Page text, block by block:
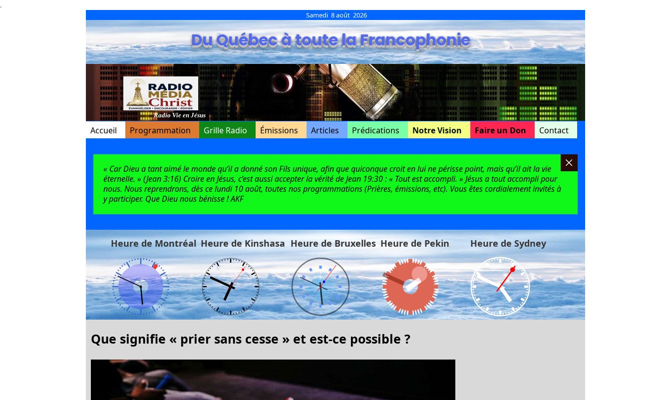
.
Samedi 8 août 2026
Du Québec à toute la Francophonie
Radio Vie en Jésus
Accueil Programmation Grille Radio Émissions Articles Prédications Notre Vision Faire un Don Contact
« Car Dieu a tant aimé le monde qu’il a donné son Fils unique, afin que quiconque croit en lui ne périsse point, mais qu’il ait la vie
éternelle. » (Jean 3:16) Croire en Jésus, c’est aussi accepter la vérité de Jean 19:30 : « Tout est accompli. » Jésus a tout accompli pour
nous. Nous reprendrons, dès ce lundi 10 août, toutes nos programmations (Prières, émissions, etc). Vous êtes cordialement invités à
y participer. Que Dieu nous bénisse ! AKF
Heure de Montréal Heure de Kinshasa Heure de Bruxelles Heure de Pekin Heure de Sydney
Que signifie « prier sans cesse » et est-ce possible ?